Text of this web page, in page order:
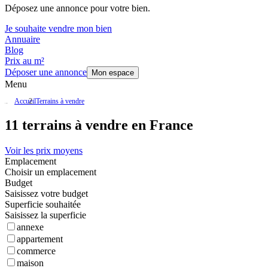
Déposez une annonce pour votre bien.
Je souhaite vendre mon bien
Annuaire
Blog
Prix au m²
Déposer une annonce
Mon espace
Menu
AccueilTerrains à vendre
11 terrains à vendre en France
Voir les prix moyens
Emplacement
Choisir un emplacement
Budget
Saisissez votre budget
Superficie souhaitée
Saisissez la superficie
annexe
appartement
commerce
maison